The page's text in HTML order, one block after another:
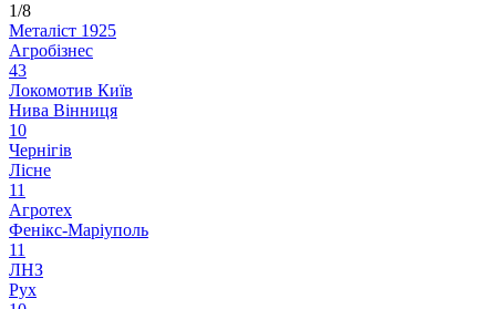
1/8
Металіст 1925
Агробізнес
43
Локомотив Київ
Нива Вінниця
10
Чернігів
Лісне
11
Агротех
Фенікс-Маріуполь
11
ЛНЗ
Рух